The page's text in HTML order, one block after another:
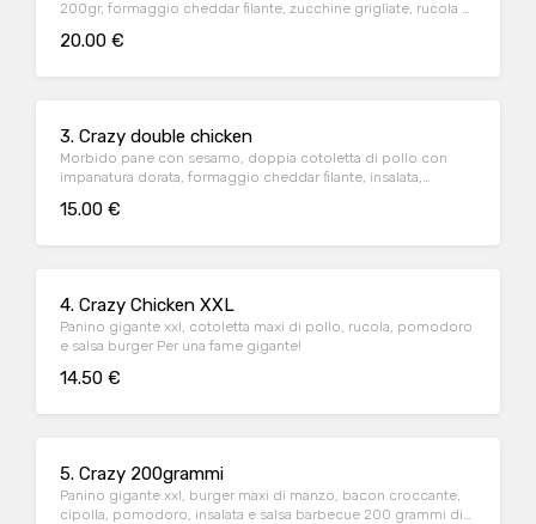
200gr, formaggio cheddar filante, zucchine grigliate, rucola e
20.00 €
3. Crazy double chicken
Morbido pane con sesamo, doppia cotoletta di pollo con
impanatura dorata, formaggio cheddar filante, insalata,
15.00 €
4. Crazy Chicken XXL
Panino gigante xxl, cotoletta maxi di pollo, rucola, pomodoro
e salsa burger Per una fame gigante!
14.50 €
5. Crazy 200grammi
Panino gigante xxl, burger maxi di manzo, bacon croccante,
cipolla, pomodoro, insalata e salsa barbecue 200 grammi di